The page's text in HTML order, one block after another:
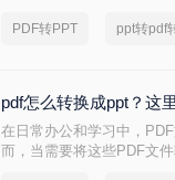
你来对地方了。在本文中
PDF转PPT
pdf怎么转换成ppt？这
在日常办公和学习中，
而，当需要将这些PDF文